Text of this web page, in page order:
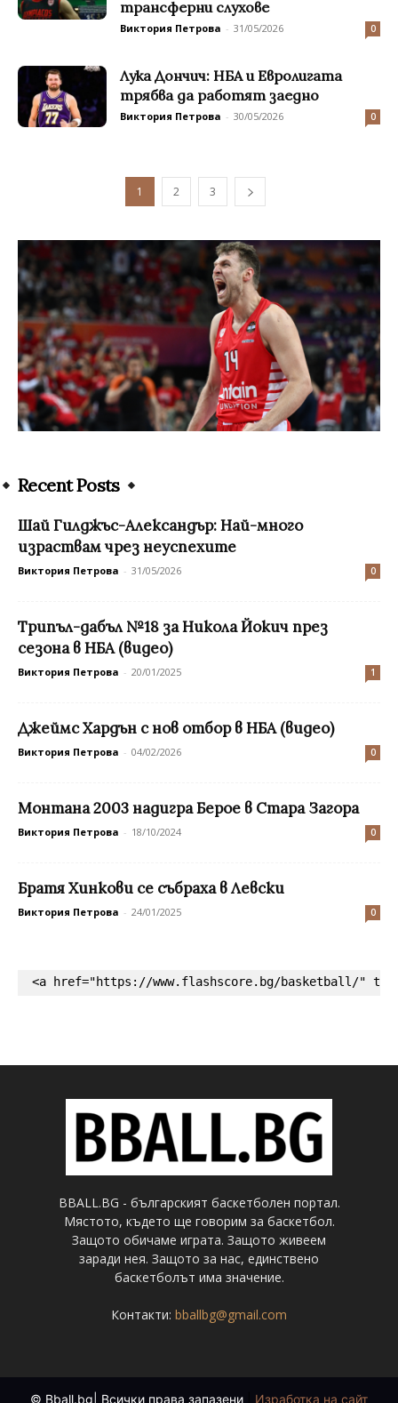
трансферни слухове
Виктория Петрова - 31/05/2026 0
Лука Дончич: НБА и Евролигата
трябва да работят заедно
Виктория Петрова - 30/05/2026 0
1 2 3
Recent Posts
Шай Гилджъс-Александър: Най-много
израствам чрез неуспехите
Виктория Петрова - 31/05/2026 0
Трипъл-дабъл №18 за Никола Йокич през
сезона в НБА (видео)
Виктория Петрова - 20/01/2025 1
Джеймс Хардън с нов отбор в НБА (видео)
Виктория Петрова - 04/02/2026 0
Монтана 2003 надигра Берое в Стара Загора
Виктория Петрова - 18/10/2024 0
Братя Хинкови се събраха в Левски
Виктория Петрова - 24/01/2025 0
<a href="https://www.flashscore.bg/basketball/"
BBALL.BG - българският баскетболен портал.
Мястото, където ще говорим за баскетбол.
Защото обичаме играта. Защото живеем
заради нея. Защото за нас, единствено
баскетболът има значение.
Контакти: bballbg@gmail.com
© Bball.bg| Всички права запазени Изработка на сайт